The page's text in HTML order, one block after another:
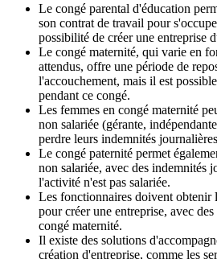
Le congé parental d'éducation
son contrat de travail pour
possibilité de créer une entreprise
Le congé maternité, qui varie en
attendus, offre une période de
l'accouchement, mais il est
pendant ce congé.
Les femmes en congé maternité
non salariée (gérante,
perdre leurs indemnités
Le congé paternité permet
non salariée, avec des indemnités
l'activité n'est pas salariée.
Les fonctionnaires doivent obtenir
pour créer une entreprise, avec
congé maternité.
Il existe des solutions
création d'entreprise, comme les